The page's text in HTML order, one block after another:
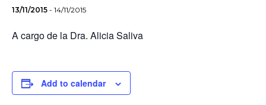
13/11/2015 - 14/11/2015
A cargo de la Dra. Alicia Saliva
Add to calendar